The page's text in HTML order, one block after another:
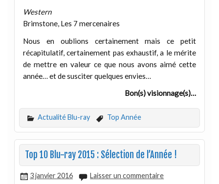
Western
Brimstone, Les 7 mercenaires
Nous en oublions certainement mais ce petit
récapitulatif, certainement pas exhaustif, a le mérite
de mettre en valeur ce que nous avons aimé cette
année… et de susciter quelques envies…
Bon(s) visionnage(s)…
Actualité Blu-ray Top Année
Top 10 Blu-ray 2015 : Sélection de l’Année !
3 janvier 2016 Laisser un commentaire